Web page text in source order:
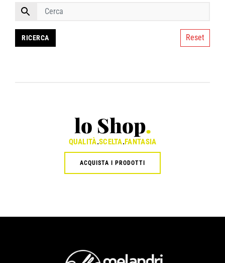
Reset
lo Shop.
QUALITÀ.SCELTA.FANTASIA
ACQUISTA I PRODOTTI